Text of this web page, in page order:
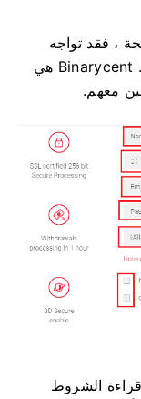
، فقد تواجه
Binarycent هي
معهم.
قراءة الشروط